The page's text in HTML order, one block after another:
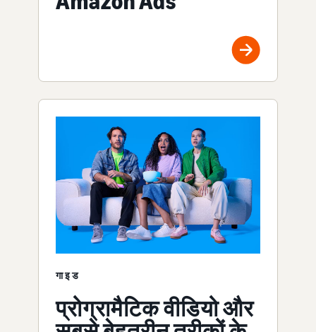
गाइड
प्रोग्रामैटिक वीडियो और